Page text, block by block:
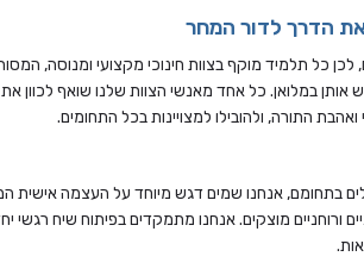
הדרך לדור המחר
לכן כל תלמיד מוקף בצוות חינוכי מקצועי ומנוסה,
אותן במלואן. כל אחד מאנשי הצוות שלנו שואף לכוון
התורה, ולהובילו למצויינות בכל התחומים.
בתחומם, אנחנו שמים דגש מיוחד על העצמה אישית
ורוחניים מוצקים. אנחנו מתמקדים בפיתוח שיח רגשי